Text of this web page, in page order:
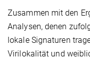
Zusammen mit den
Analysen, denen
lokale Signaturen
Virilokalität und